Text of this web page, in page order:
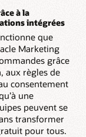
à la
intégrées
que
Marketing
grâce
aux règles de
consentement
une
peuvent se
transformer
pour tous.